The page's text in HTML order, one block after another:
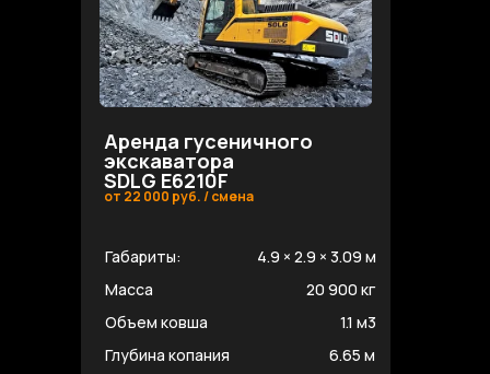
Аренда гусеничного
экскаватора
SDLG E6210F
от 22 000 руб. / смена
Габариты:
4.9 × 2.9 × 3.09 м
Масса
20 900 кг
Объем ковша
1.1 м3
Глубина копания
6.65 м